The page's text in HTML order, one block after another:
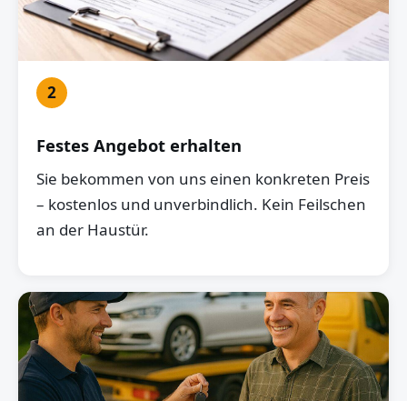
2
Festes Angebot erhalten
Sie bekommen von uns einen konkreten Preis
– kostenlos und unverbindlich. Kein Feilschen
an der Haustür.